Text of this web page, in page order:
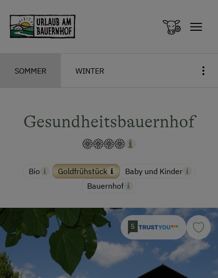
SOMMER WINTER
Gesundheitsbauernhof
Bio Goldfrühstück
Baby und Kinder
Bauernhof
5